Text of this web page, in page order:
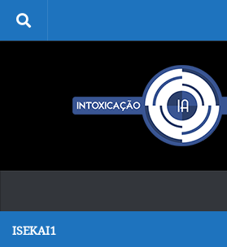
Skip to content
ISEKAI1